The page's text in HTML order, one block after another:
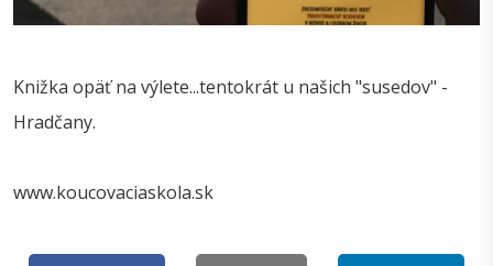
Knižka opäť na výlete...tentokrát u našich "susedov" -
Hradčany.
www.koucovaciaskola.sk